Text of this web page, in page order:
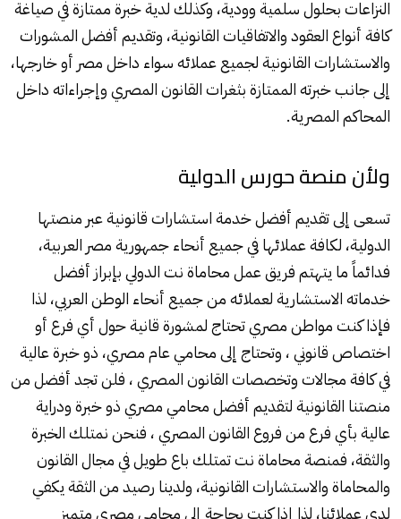
النزاعات بحلول سلمية وودية، وكذلك لدية خبرة ممتازة في صياغة
كافة أنواع العقود والاتفاقيات القانونية، وتقديم أفضل المشورات
والاستشارات القانونية لجميع عملائه سواء داخل مصر أو خارجها،
إلى جانب خبرته الممتازة بثغرات القانون المصري وإجراءاته داخل
المحاكم المصرية.
ولأن منصة حورس الدولية
تسعى إلى تقديم أفضل خدمة استشارات قانونية عبر منصتها
الدولية، لكافة عملائها في جميع أنحاء جمهورية مصر العربية،
فدائماً ما يتهتم فريق عمل محاماة نت الدولي بإبراز أفضل
خدماته الاستشارية لعملائه من جميع أنحاء الوطن العربي، لذا
فإذا كنت مواطن مصري تحتاج لمشورة قانية حول أي فرع أو
اختصاص قانوني ، وتحتاج إلى محامي عام مصري، ذو خبرة عالية
في كافة مجالات وتخصصات القانون المصري ، فلن تجد أفضل من
منصتنا القانونية لتقديم أفضل محامي مصري ذو خبرة ودراية
عالية بأي فرع من فروع القانون المصري ، فنحن نمتلك الخبرة
والثقة، فمنصة محاماة نت تمتلك باع طويل في مجال القانون
والمحاماة والاستشارات القانونية، ولدينا رصيد من الثقة يكفي
لدى عملائنا، لذا إذا كنت بحاجة إلى محامي مصري متميز